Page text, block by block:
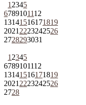
1 2345
6789101112
13141516171819
2021 2223242526
2728293031
1 2345
6789101112
13141516171819
2021 2223242526
2728